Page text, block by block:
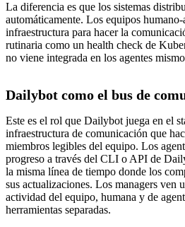
La diferencia es que los sistemas
automáticamente. Los equipos humano-
infraestructura para hacer la
rutinaria como un health check de
no viene integrada en los agentes
Dailybot como el bus de
Este es el rol que Dailybot juega en el
infraestructura de comunicación que
miembros legibles del equipo. Los
progreso a través del CLI o API de
la misma línea de tiempo donde los
sus actualizaciones. Los managers ven
actividad del equipo, humana y de
herramientas separadas.